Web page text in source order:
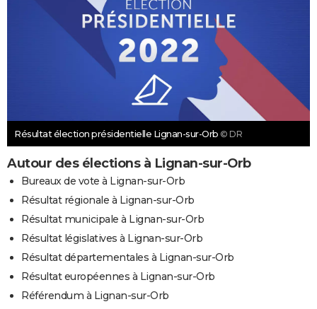
Résultat élection présidentielle Lignan-sur-Orb © DR
Autour des élections à Lignan-sur-Orb
Bureaux de vote à Lignan-sur-Orb
Résultat régionale à Lignan-sur-Orb
Résultat municipale à Lignan-sur-Orb
Résultat législatives à Lignan-sur-Orb
Résultat départementales à Lignan-sur-Orb
Résultat européennes à Lignan-sur-Orb
Référendum à Lignan-sur-Orb